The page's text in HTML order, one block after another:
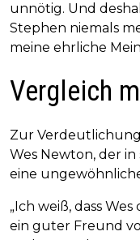
unnötig. Und
Stephen niemals
meine ehrliche
Vergleich
Zur
Wes Newton, der
eine
„Ich weiß, dass
ein guter Freund